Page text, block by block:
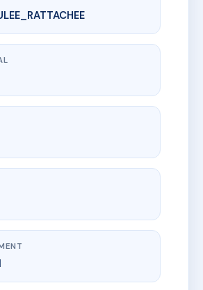
AB6750418
ROMAINVILLE 75019 PARIS